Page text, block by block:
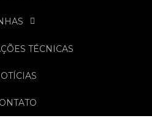
TÉCNICAS